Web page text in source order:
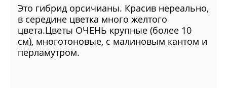
Это гибрид орсичианы. Красив нереально,
в середине цветка много желтого
цвета.Цветы ОЧЕНЬ крупные (более 10
см), многотоновые, с малиновым кантом и
перламутром.